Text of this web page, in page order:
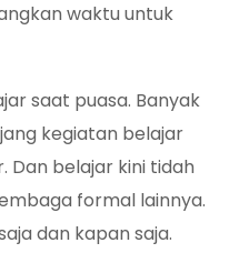
waktu untuk
saat puasa. Banyak
kegiatan belajar
Dan belajar kini tidah
formal lainnya.
dan kapan saja.